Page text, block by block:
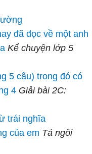
đã đọc về một anh
Kể chuyện lớp 5
5 câu) trong đó có
4 Giải bài 2C:
trái nghĩa
của em Tả ngôi